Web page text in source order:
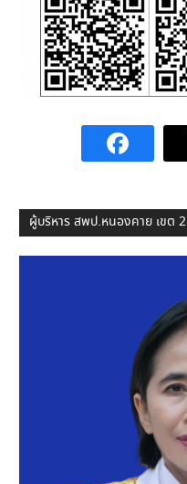
ผู้บริหาร สพป.หนองคาย เขต 2